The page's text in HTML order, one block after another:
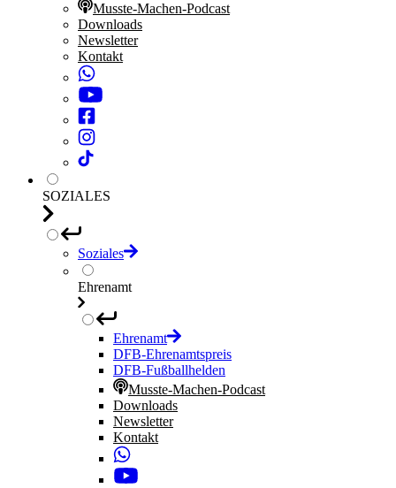
Musste-Machen-Podcast
Downloads
Newsletter
Kontakt
SOZIALES
Soziales
Ehrenamt
Ehrenamt
DFB-Ehrenamtspreis
DFB-Fußballhelden
Musste-Machen-Podcast
Downloads
Newsletter
Kontakt